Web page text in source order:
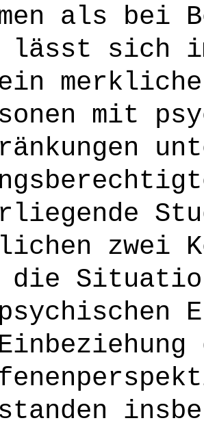
als bei
lässt sich
mit
zwei